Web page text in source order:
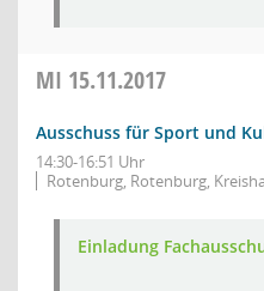
MI 15.11.2017
Ausschuss für Sport und
14:30-16:51 Uhr
Rotenburg, Rotenburg,
Einladung